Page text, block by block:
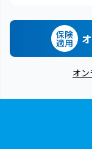
保険
適用
オ